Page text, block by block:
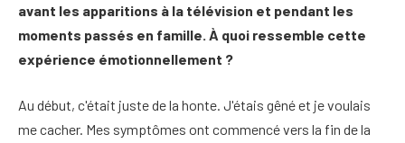
avant les apparitions à la télévision et pendant les
moments passés en famille. À quoi ressemble cette
expérience émotionnellement ?
Au début, c'était juste de la honte. J'étais gêné et je voulais
me cacher. Mes symptômes ont commencé vers la fin de la